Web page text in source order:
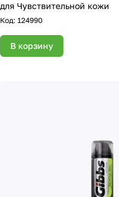
для Чувствительной кожи
Код: 124990
В корзину